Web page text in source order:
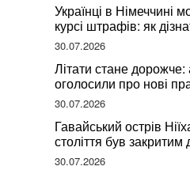
Українці в Німеччині
курсі штрафів: як
борги
30.07.2026
Літати стане дорожче:
оголосили про нові
вибору місць
30.07.2026
Гавайський острів
століття був закритим
починає приймати
30.07.2026